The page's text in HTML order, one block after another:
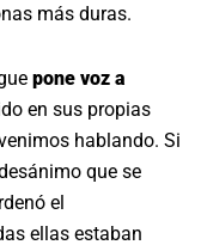
más duras.
pone voz a
en sus propias
hablando. Si
que se
el
ellas estaban